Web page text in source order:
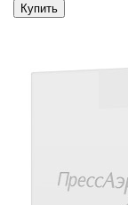
Купить